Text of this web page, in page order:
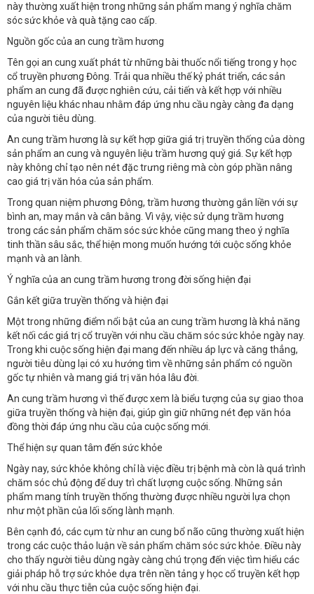
này thường xuất hiện trong những sản phẩm mang ý nghĩa chăm
sóc sức khỏe và quà tặng cao cấp.
Nguồn gốc của an cung trầm hương
Tên gọi an cung xuất phát từ những bài thuốc nổi tiếng trong y học
cổ truyền phương Đông. Trải qua nhiều thế kỷ phát triển, các sản
phẩm an cung đã được nghiên cứu, cải tiến và kết hợp với nhiều
nguyên liệu khác nhau nhằm đáp ứng nhu cầu ngày càng đa dạng
của người tiêu dùng.
An cung trầm hương là sự kết hợp giữa giá trị truyền thống của dòng
sản phẩm an cung và nguyên liệu trầm hương quý giá. Sự kết hợp
này không chỉ tạo nên nét đặc trưng riêng mà còn góp phần nâng
cao giá trị văn hóa của sản phẩm.
Trong quan niệm phương Đông, trầm hương thường gắn liền với sự
bình an, may mắn và cân bằng. Vì vậy, việc sử dụng trầm hương
trong các sản phẩm chăm sóc sức khỏe cũng mang theo ý nghĩa
tinh thần sâu sắc, thể hiện mong muốn hướng tới cuộc sống khỏe
mạnh và an lành.
Ý nghĩa của an cung trầm hương trong đời sống hiện đại
Gắn kết giữa truyền thống và hiện đại
Một trong những điểm nổi bật của an cung trầm hương là khả năng
kết nối các giá trị cổ truyền với nhu cầu chăm sóc sức khỏe ngày nay.
Trong khi cuộc sống hiện đại mang đến nhiều áp lực và căng thẳng,
người tiêu dùng lại có xu hướng tìm về những sản phẩm có nguồn
gốc tự nhiên và mang giá trị văn hóa lâu đời.
An cung trầm hương vì thế được xem là biểu tượng của sự giao thoa
giữa truyền thống và hiện đại, giúp gìn giữ những nét đẹp văn hóa
đồng thời đáp ứng nhu cầu của cuộc sống mới.
Thể hiện sự quan tâm đến sức khỏe
Ngày nay, sức khỏe không chỉ là việc điều trị bệnh mà còn là quá trình
chăm sóc chủ động để duy trì chất lượng cuộc sống. Những sản
phẩm mang tính truyền thống thường được nhiều người lựa chọn
như một phần của lối sống lành mạnh.
Bên cạnh đó, các cụm từ như an cung bổ não cũng thường xuất hiện
trong các cuộc thảo luận về sản phẩm chăm sóc sức khỏe. Điều này
cho thấy người tiêu dùng ngày càng chú trọng đến việc tìm hiểu các
giải pháp hỗ trợ sức khỏe dựa trên nền tảng y học cổ truyền kết hợp
với nhu cầu thực tiễn của cuộc sống hiện đại.